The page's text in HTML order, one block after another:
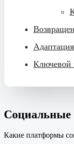
Ключевой
Какие платформы